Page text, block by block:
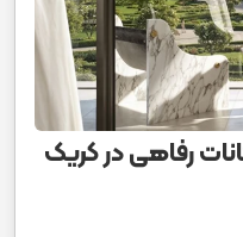
با امکانات رفاهی در کریک